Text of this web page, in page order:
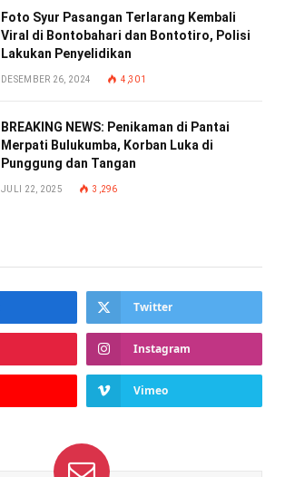
Foto Syur Pasangan Terlarang Kembali
Viral di Bontobahari dan Bontotiro, Polisi
Lakukan Penyelidikan
DESEMBER 26, 2024 4,301
BREAKING NEWS: Penikaman di Pantai
Merpati Bulukumba, Korban Luka di
Punggung dan Tangan
JULI 22, 2025 3,296
Twitter
Instagram
Vimeo